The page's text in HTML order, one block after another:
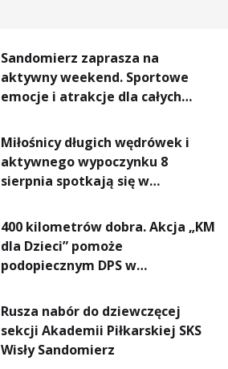
Sandomierz zaprasza na
aktywny weekend. Sportowe
emocje i atrakcje dla całych
Miłośnicy długich wędrówek i
aktywnego wypoczynku 8
sierpnia spotkają się w
Pieszym „Tam Gdzie Pieprz
Rośnie”
400 kilometrów dobra. Akcja „KM
dla Dzieci” pomoże
podopiecznym DPS w
Rusza nabór do dziewczęcej
sekcji Akademii Piłkarskiej SKS
Wisły Sandomierz